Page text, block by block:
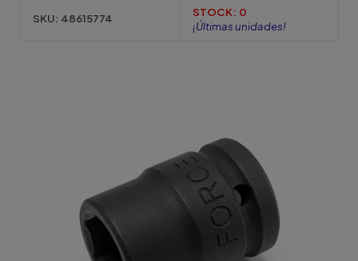
SKU: 48615774 STOCK: 0
¡Últimas unidades!